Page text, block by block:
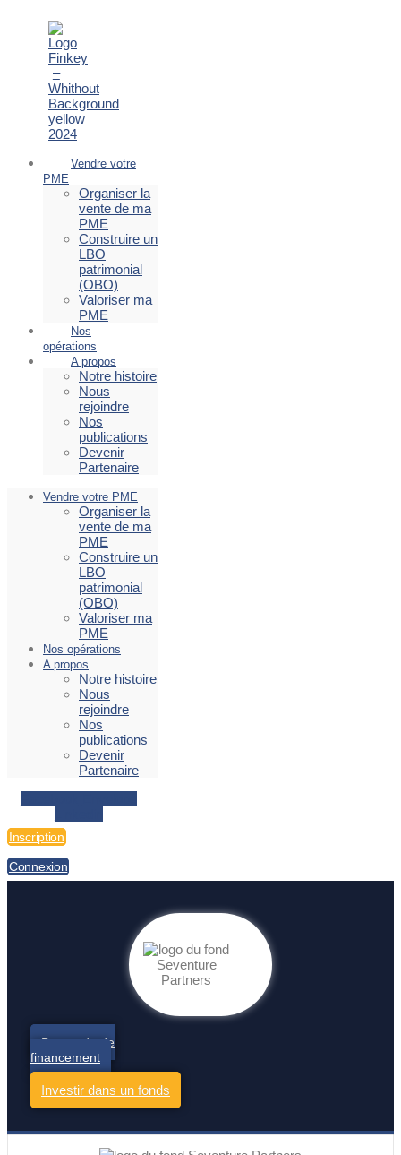
Vendre votre
PME
Organiser la
vente de ma
PME
Construire un
LBO
patrimonial
(OBO)
Valoriser ma
PME
Nos
opérations
A propos
Notre histoire
Nous
rejoindre
Nos
publications
Devenir
Partenaire
Vendre votre PME
Organiser la
vente de ma
PME
Construire un
LBO
patrimonial
(OBO)
Valoriser ma
PME
Nos opérations
A propos
Notre histoire
Nous
rejoindre
Nos
publications
Devenir
Partenaire
Inscription
Connexion
Demande de
financement
Investir dans un fonds